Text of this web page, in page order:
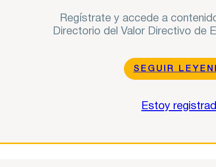
Regístrate y accede a
Directorio del Valor Directivo de
SEGUIR
Estoy